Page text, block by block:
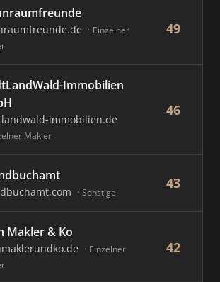
Einzelner
49
Immobilien
immobilien.de
Makler
46
Sonstige
43
Makler & Ko
Einzelner
42